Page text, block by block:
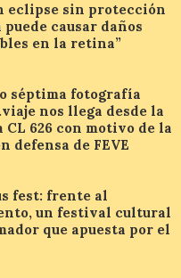
eclipse sin protección
puede causar daños
en la retina”
séptima fotografía
nos llega desde la
626 con motivo de la
defensa de FEVE
fest: frente al
un festival cultural
que apuesta por el